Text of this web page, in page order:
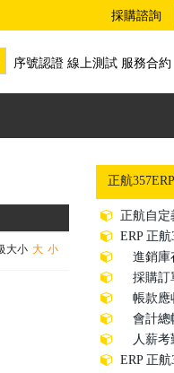
採購諮詢
序號認證 線上測試 服務合約
大小 大 小
正航
正航自定
ERP 正航
進銷庫
採購訂
帳款應
會計總
人薪考
ERP 正航